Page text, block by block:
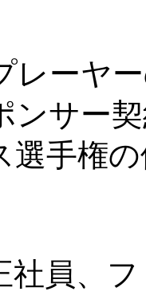
ーヤ
ンサー
手権の
員、フ